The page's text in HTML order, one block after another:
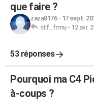
que faire ?
zaza8176- 17 sept.
stf_frmu- 12 avr.
53 réponses
Pourquoi ma C4
à-coups ?